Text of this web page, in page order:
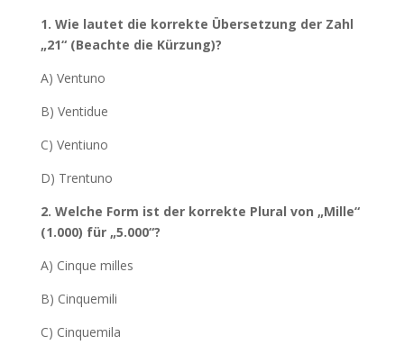
1. Wie lautet die korrekte Übersetzung der Zahl
„21“ (Beachte die Kürzung)?
A) Ventuno
B) Ventidue
C) Ventiuno
D) Trentuno
2. Welche Form ist der korrekte Plural von „Mille“
(1.000) für „5.000“?
A) Cinque milles
B) Cinquemili
C) Cinquemila